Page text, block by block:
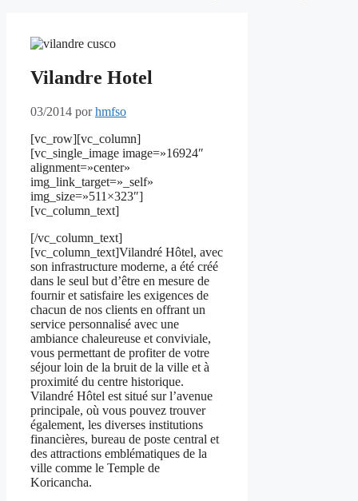
Vilandre Hotel
03/2014 porhmfso
[vc_row][vc_column]
[vc_single_image image=»16924″
alignment=»center»
img_link_target=»_self»
img_size=»511×323″]
[vc_column_text]
[/vc_column_text]
[vc_column_text]Vilandré Hôtel, avec
son infrastructure moderne, a été créé
dans le seul but d’être en mesure de
fournir et satisfaire les exigences de
chacun de nos clients en offrant un
service personnalisé avec une
ambiance chaleureuse et conviviale,
vous permettant de profiter de votre
séjour loin de la bruit de la ville et à
proximité du centre historique.
Vilandré Hôtel est situé sur l’avenue
principale, où vous pouvez trouver
également, les diverses institutions
financières, bureau de poste central et
des attractions emblématiques de la
ville comme le Temple de
Koricancha.